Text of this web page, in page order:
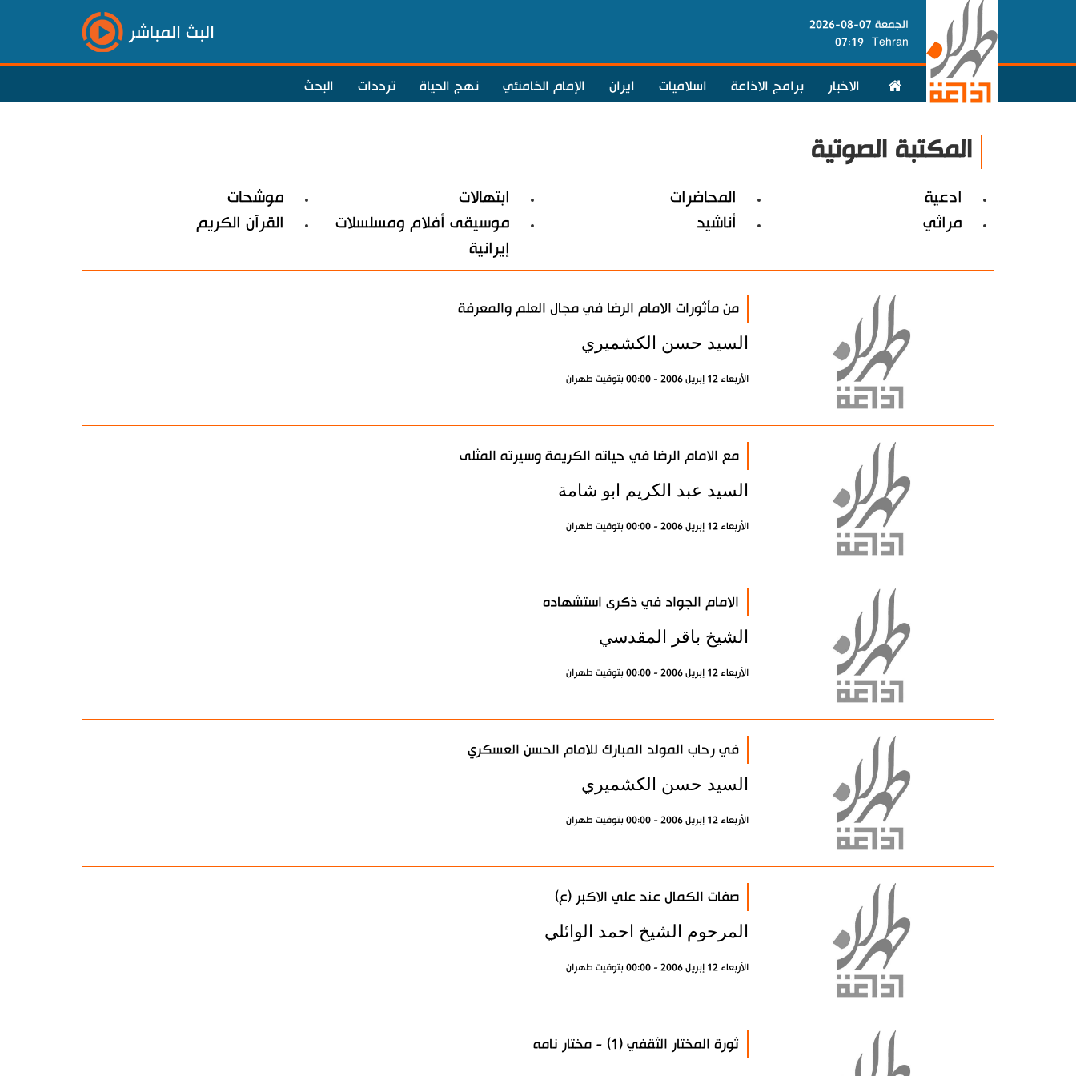
الجمعة 07-08-2026
Tehran
07:19 البث المباشر
الاخبار برامج الاذاعة اسلاميات ايران الإمام الخامنئي نهج الحياة ترددات البحث
المكتبة الصوتية
ادعية المحاضرات ابتهالات
موشحات
مراثي
أناشيد
موسيقى أفلام ومسلسلات
إيرانية
القرآن الكريم
من مأثورات الامام الرضا في مجال العلم والمعرفة
السيد حسن الكشميري
الأربعاء 12 إبريل 2006 - 00:00 بتوقيت طهران
مع الامام الرضا في حياته الكريمة وسيرته المثلى
السيد عبد الكريم ابو شامة
الأربعاء 12 إبريل 2006 - 00:00 بتوقيت طهران
الامام الجواد في ذكرى استشهاده
الشيخ باقر المقدسي
الأربعاء 12 إبريل 2006 - 00:00 بتوقيت طهران
في رحاب المولد المبارك للامام الحسن العسكري
السيد حسن الكشميري
الأربعاء 12 إبريل 2006 - 00:00 بتوقيت طهران
صفات الكمال عند علي الاكبر (ع)
المرحوم الشيخ احمد الوائلي
الأربعاء 12 إبريل 2006 - 00:00 بتوقيت طهران
ثورة المختار الثقفي (1) - مختار نامه